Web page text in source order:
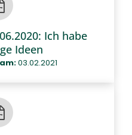
Ich habe
Ideen
03.02.2021